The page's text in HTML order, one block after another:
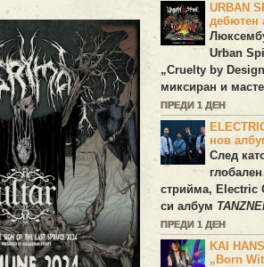
URBAN
дебютен
Urban
„Cruelty by Design
миксиран и
ПРЕДИ 1 ДЕН
нов
След
стрийма, Electric
си албум
ПРЕДИ 1 ДЕН
KAI
„Born